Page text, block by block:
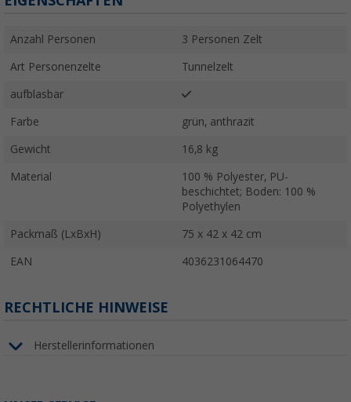
Anzahl Personen 3 Personen Zelt
Art Personenzelte Tunnelzelt
aufblasbar
Farbe grün, anthrazit
Gewicht 16,8 kg
Material
100 % Polyester, PU-
beschichtet; Boden: 100 %
Polyethylen
Packmaß (LxBxH) 75 x 42 x 42 cm
EAN 4036231064470
RECHTLICHE HINWEISE
Herstellerinformationen